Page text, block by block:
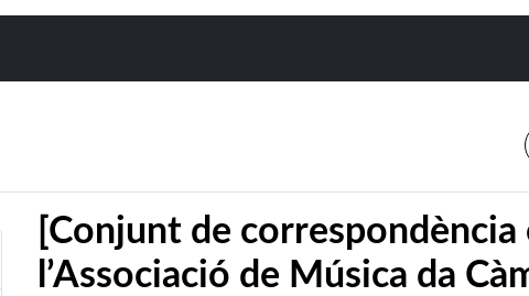
[Conjunt de correspondència
l’Associació de Música da